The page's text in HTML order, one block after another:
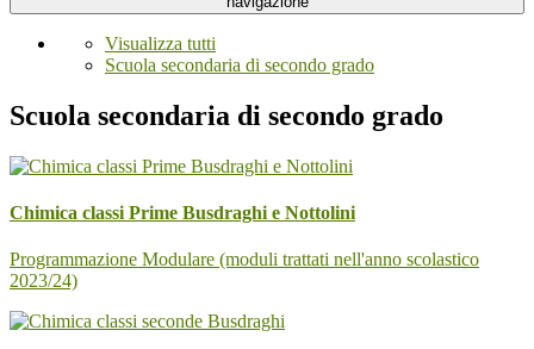
Visualizza tutti
Scuola secondaria di secondo grado
Scuola secondaria di secondo grado
Chimica classi Prime Busdraghi e Nottolini
Programmazione Modulare (moduli trattati nell'anno scolastico
2023/24)